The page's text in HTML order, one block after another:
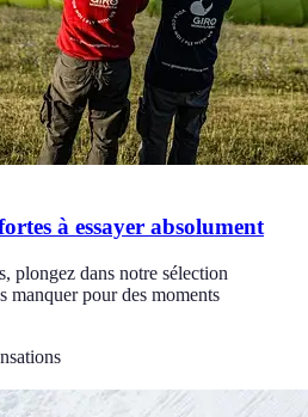
à essayer absolument
plongez dans notre sélection
manquer pour des moments